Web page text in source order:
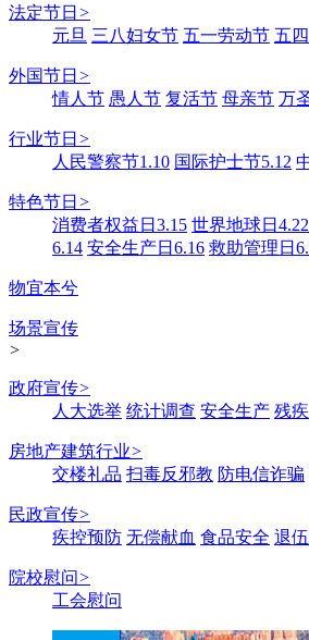
法定节日 >
元旦 三八妇女节 五一劳动节 五
外国节日 >
情人节 愚人节 复活节 母亲节 万
行业节日 >
人民警察节1.10 国际护士节5.12
特色节日 >
消费者权益日3.15 世界地球日4.22
6.14 安全生产日6.16 救助管理日
物宜本兮
场景宣传
>
政府宣传>
人大选举 统计调查 安全生产 残
房地产建筑行业>
交楼礼品 扫毒反邪教 防电信诈骗
民政宣传>
疾控预防 无偿献血 食品安全 退
院校慰问>
工会慰问